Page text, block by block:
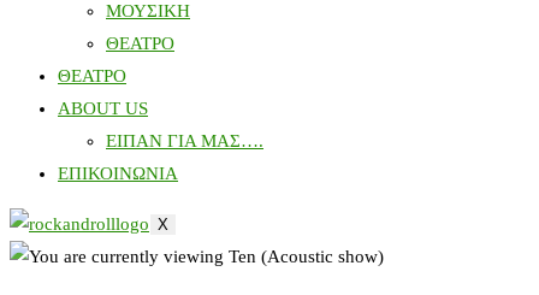
ΜΟΥΣΙΚΗ
ΘΕΑΤΡΟ
ΘΕΑΤΡΟ
ABOUT US
ΕΙΠΑΝ ΓΙΑ ΜΑΣ….
ΕΠΙΚΟΙΝΩΝΙΑ
X